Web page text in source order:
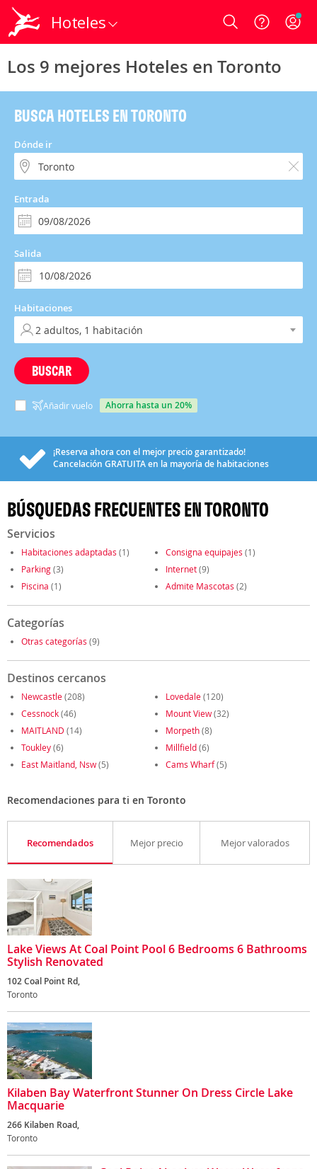
Hoteles Login
Los 9 mejores Hoteles en Toronto
BUSCA HOTELES EN TORONTO
Dónde ir
Entrada
Salida
Habitaciones
BUSCAR
Añadir vuelo ahorra hasta un 20%
¡Reserva ahora con el mejor precio garantizado!
Cancelación GRATUITAen la mayoría de habitaciones
BÚSQUEDAS FRECUENTES EN TORONTO
Servicios
Habitaciones adaptadas (1) Consigna equipajes (1)
Parking(3) Internet(9)
Piscina (1) Admite Mascotas (2)
Categorías
Otras categorías (9)
Destinos cercanos
Newcastle(208) Lovedale(120)
Cessnock(46) Mount View(32)
MAITLAND (14) Morpeth(8)
Toukley(6) Millfield(6)
East Maitland, Nsw(5) Cams Wharf(5)
Recomendaciones para ti en Toronto
Recomendados Mejor precio Mejor valorados
Lake Views At Coal Point Pool 6 Bedrooms 6 Bathrooms
Stylish Renovated
102 Coal Point Rd,
Toronto
Kilaben Bay Waterfront Stunner On Dress Circle Lake
Macquarie
266 Kilaben Road,
Toronto